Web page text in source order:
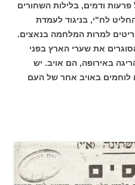
ודמים, בלילות השחורים
לח"י, בניגוד לעמדת
למרות המלחמה בנאצים.
את שערי הארץ בפני
באירופה, הם אויב. יש
באויב אחר של העם